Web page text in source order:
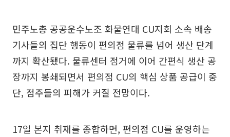
민주노총 공공운수노조 화물연대 CU지회 소속 배송
기사들의 집단 행동이 편의점 물류를 넘어 생산 단계
까지 확산됐다. 물류센터 점거에 이어 간편식 생산 공
장까지 봉쇄되면서 편의점 CU의 핵심 상품 공급이 중
단, 점주들의 피해가 커질 전망이다.
17일 본지 취재를 종합하면, 편의점 CU를 운영하는